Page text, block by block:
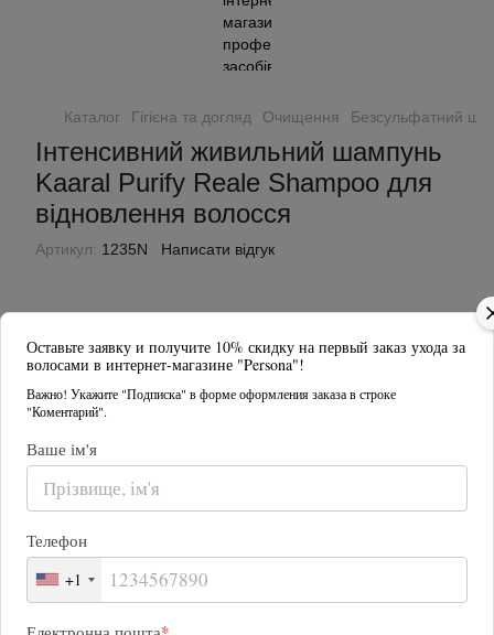
Оставьте заявку и получите 10% скидку на первый заказ ухода за
волосами в интернет-магазине "Persona"!
Важно! Укажите "Подписка" в форме оформления заказа в строке
"Коментарий".
Ваше ім'я
Телефон
+1
Каталог Гігієна та догляд Очищення Безсульфатний
Інтенсивний живильний шампунь
Kaaral Purify Reale Shampoo для
відновлення волосся
Артикул: 1235N Написати відгук